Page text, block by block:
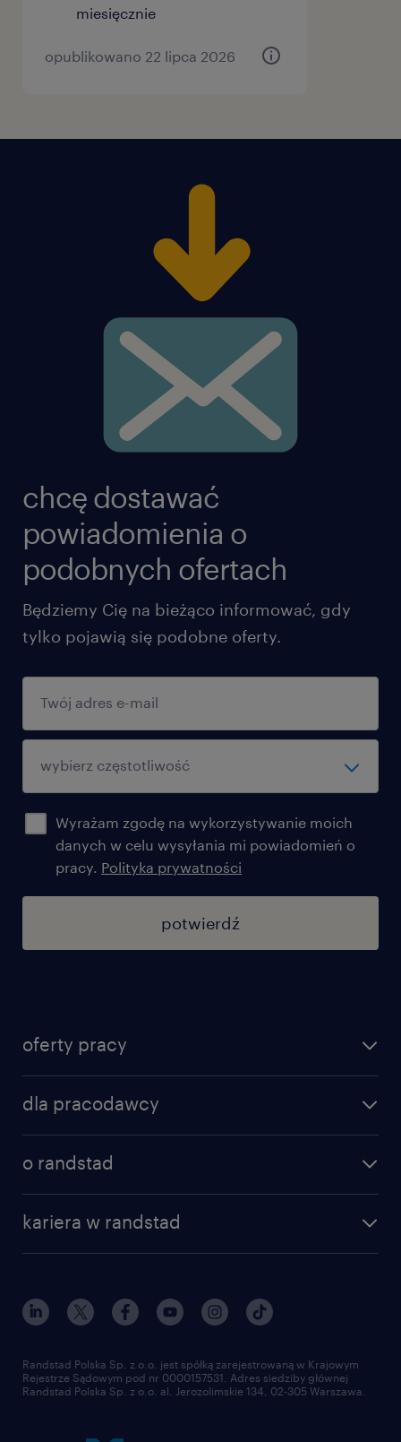
miesięcznie
opublikowano 22 lipca 2026
chcę dostawać
powiadomienia o
podobnych ofertach
Będziemy Cię na bieżąco informować, gdy
tylko pojawią się podobne oferty.
Wyrażam zgodę na wykorzystywanie moich
danych w celu wysyłania mi powiadomień o
pracy. Polityka prywatności
potwierdź
oferty pracy
specjalizacje
praca w amazon
dla pracodawcy
o randstad
dla mediów
dla dostawców
kariera w randstad
nasz świat
pracuj w randstad
złóż CV
Randstad Polska Sp. z o.o. jest spółką zarejestrowaną w Krajowym
Rejestrze Sądowym pod nr 0000157531. Adres siedziby głównej
Randstad Polska Sp. z o.o. al. Jerozolimskie 134, 02-305 Warszawa.